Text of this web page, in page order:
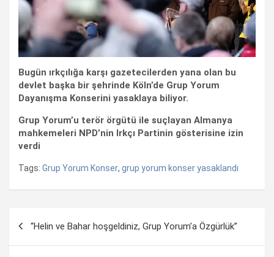
Bugün ırkçılığa karşı gazetecilerden yana olan bu
devlet başka bir şehrinde Köln’de Grup Yorum
Dayanışma Konserini yasaklaya biliyor.
Grup Yorum’u terör örgütü ile suçlayan Almanya
mahkemeleri NPD’nin Irkçı Partinin gösterisine izin
verdi
Tags: Grup Yorum Konser, grup yorum konser yasaklandı
“Helin ve Bahar hoşgeldiniz, Grup Yorum’a Özgürlük”